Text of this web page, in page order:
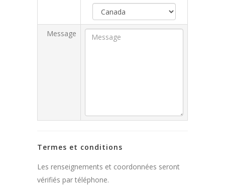
Message
Termes et conditions
Les renseignements et coordonnées seront
vérifiés par téléphone.